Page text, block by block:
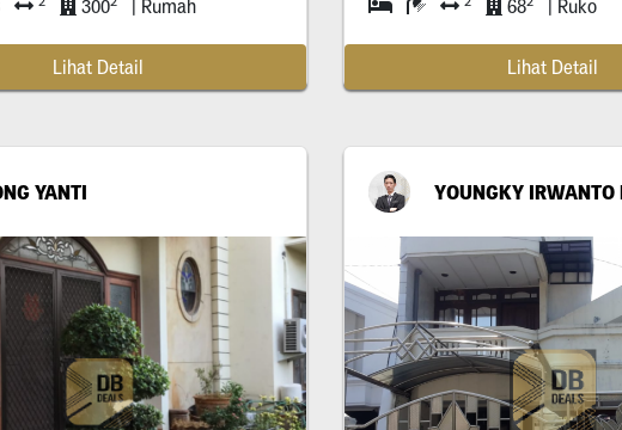
300 | Rumah
Lihat Detail
68 | Ruko
Lihat Detail
YANTI